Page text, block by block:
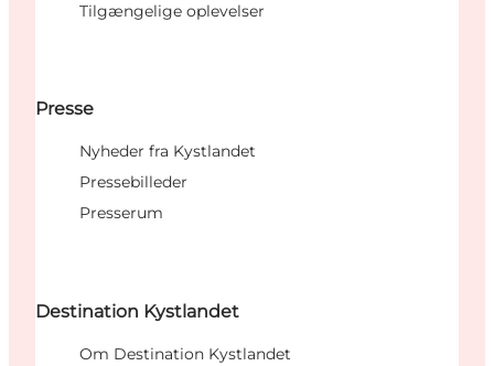
Tilgængelige oplevelser
Presse
Nyheder fra Kystlandet
Pressebilleder
Presserum
Destination Kystlandet
Om Destination Kystlandet